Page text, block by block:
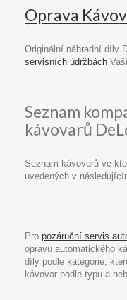
Oprava
Originální náhradní díly
servisních údržbách
Seznam
kávovarů
Seznam kávovarů ve
uvedených v
Pro pozáruční servis
opravu automatického
díly podle kategorie,
kávovar podle typu a